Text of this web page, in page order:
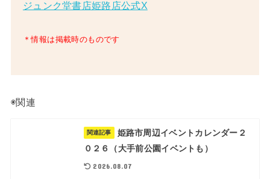
ジュンク堂書店姫路店公式X
＊情報は掲載時のものです
◉関連
関連記事
姫路市周辺イベントカレンダー２
０２６（大手前公園イベントも）
2026.08.07